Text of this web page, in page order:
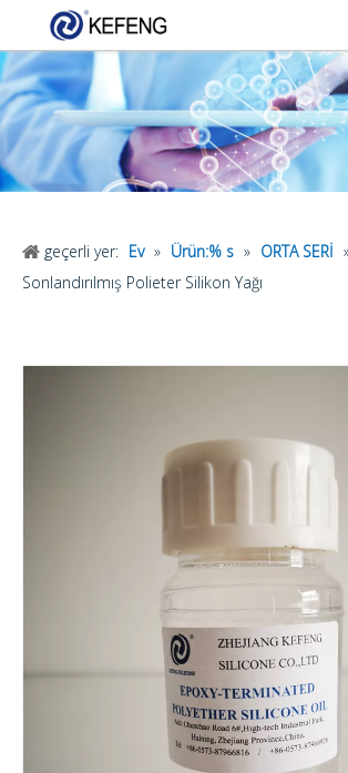
geçerli yer: Ev » Ürün:% s » ORTA SERİ
Sonlandırılmış Polieter Silikon Yağı